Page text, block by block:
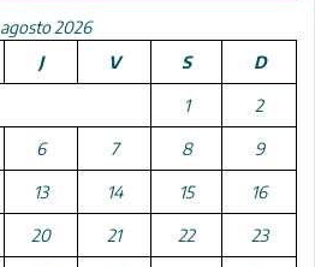
agosto 2026
J V S D
1 2
6 7 8 9
13 14 15 16
20 21 22 23